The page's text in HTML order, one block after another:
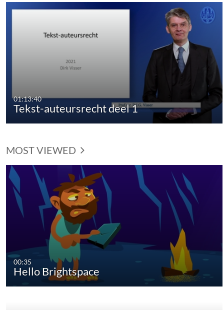
01:13:40
Tekst-auteursrecht deel 1
MOST VIEWED
00:35
Hello Brightspace